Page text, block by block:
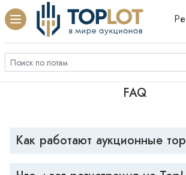
FAQ
Как работают аукционные